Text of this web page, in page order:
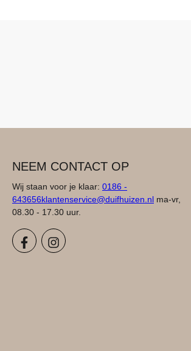
NEEM CONTACT OP
Wij staan voor je klaar: 0186 -
643656klantenservice@duifhuizen.nl ma-vr,
08.30 - 17.30 uur.